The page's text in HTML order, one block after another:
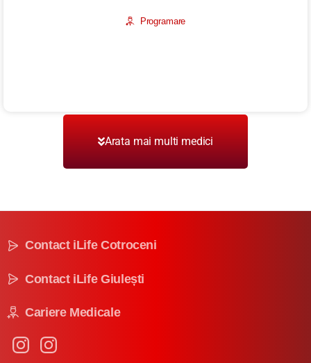
Programare
Arata mai multi medici
Contact iLife Cotroceni
Contact iLife Giulești
Cariere Medicale